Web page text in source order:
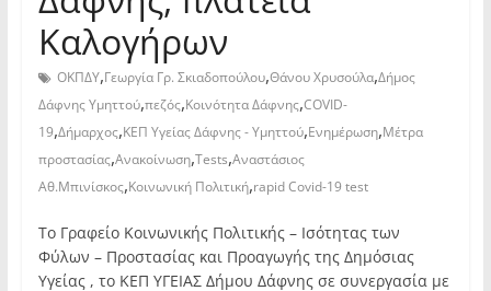
Καλογήρων
ΟΚΠΔΥ,Γεωργία Γρ. Σκιαδοπούλου,Θάνου Χρυσούλα,Δήμος
Δάφνης Υμηττού,πεζός,Κοινότητα Δάφνης,COVID-
19,Δήμαρχος,ΚΕΠ Υγείας Δάφνης - Υμηττού,Ενημέρωση,Μέτρα
προστασίας,Ανακοίνωση,Tests,Αναστάσιος
Αθ.Μπινίσκος,Κοινωνική Πολιτική,rapid Covid-19 test
Το Γραφείο Κοινωνικής Πολιτικής – Ισότητας των
Φύλων – Προστασίας και Προαγωγής της Δημόσιας
Υγείας , το ΚΕΠ ΥΓΕΙΑΣ Δήμου Δάφνης σε συνεργασία με